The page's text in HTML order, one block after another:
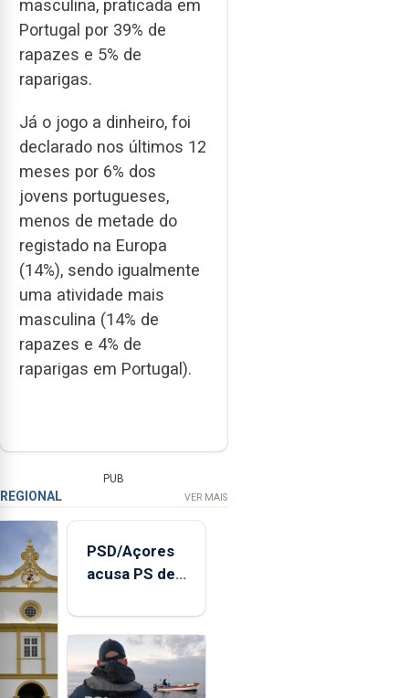
masculina, praticada em
Portugal por 39% de
rapazes e 5% de
raparigas.
Já o jogo a dinheiro, foi
declarado nos últimos 12
meses por 6% dos
jovens portugueses,
menos de metade do
registado na Europa
(14%), sendo igualmente
uma atividade mais
masculina (14% de
rapazes e 4% de
raparigas em Portugal).
PUB
REGIONAL VER MAIS
PSD/Açores
acusa PS de
contraditória"
sobre
evolução
turística